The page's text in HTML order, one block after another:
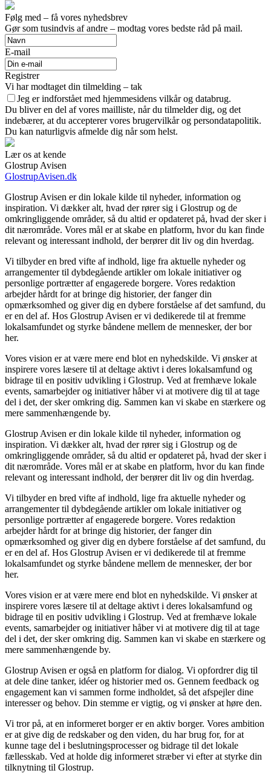
Følg med – få vores nyhedsbrev
Gør som tusindvis af andre – modtag vores bedste råd på mail.
E-mail
Registrer
Vi har modtaget din tilmelding – tak
Jeg er indforstået med hjemmesidens vilkår og databrug.
Du bliver en del af vores mailliste, når du tilmelder dig, og det
indebærer, at du accepterer vores brugervilkår og persondatapolitik.
Du kan naturligvis afmelde dig når som helst.
Lær os at kende
Glostrup Avisen
GlostrupAvisen.dk
Glostrup Avisen er din lokale kilde til nyheder, information og
inspiration. Vi dækker alt, hvad der rører sig i Glostrup og de
omkringliggende områder, så du altid er opdateret på, hvad der sker i
dit nærområde. Vores mål er at skabe en platform, hvor du kan finde
relevant og interessant indhold, der berører dit liv og din hverdag.
Vi tilbyder en bred vifte af indhold, lige fra aktuelle nyheder og
arrangementer til dybdegående artikler om lokale initiativer og
personlige portrætter af engagerede borgere. Vores redaktion
arbejder hårdt for at bringe dig historier, der fanger din
opmærksomhed og giver dig en dybere forståelse af det samfund, du
er en del af. Hos Glostrup Avisen er vi dedikerede til at fremme
lokalsamfundet og styrke båndene mellem de mennesker, der bor
her.
Vores vision er at være mere end blot en nyhedskilde. Vi ønsker at
inspirere vores læsere til at deltage aktivt i deres lokalsamfund og
bidrage til en positiv udvikling i Glostrup. Ved at fremhæve lokale
events, samarbejder og initiativer håber vi at motivere dig til at tage
del i det, der sker omkring dig. Sammen kan vi skabe en stærkere og
mere sammenhængende by.
Glostrup Avisen er din lokale kilde til nyheder, information og
inspiration. Vi dækker alt, hvad der rører sig i Glostrup og de
omkringliggende områder, så du altid er opdateret på, hvad der sker i
dit nærområde. Vores mål er at skabe en platform, hvor du kan finde
relevant og interessant indhold, der berører dit liv og din hverdag.
Vi tilbyder en bred vifte af indhold, lige fra aktuelle nyheder og
arrangementer til dybdegående artikler om lokale initiativer og
personlige portrætter af engagerede borgere. Vores redaktion
arbejder hårdt for at bringe dig historier, der fanger din
opmærksomhed og giver dig en dybere forståelse af det samfund, du
er en del af. Hos Glostrup Avisen er vi dedikerede til at fremme
lokalsamfundet og styrke båndene mellem de mennesker, der bor
her.
Vores vision er at være mere end blot en nyhedskilde. Vi ønsker at
inspirere vores læsere til at deltage aktivt i deres lokalsamfund og
bidrage til en positiv udvikling i Glostrup. Ved at fremhæve lokale
events, samarbejder og initiativer håber vi at motivere dig til at tage
del i det, der sker omkring dig. Sammen kan vi skabe en stærkere og
mere sammenhængende by.
Glostrup Avisen er også en platform for dialog. Vi opfordrer dig til
at dele dine tanker, idéer og historier med os. Gennem feedback og
engagement kan vi sammen forme indholdet, så det afspejler dine
interesser og behov. Din stemme er vigtig, og vi ønsker at høre den.
Vi tror på, at en informeret borger er en aktiv borger. Vores ambition
er at give dig de redskaber og den viden, du har brug for, for at
kunne tage del i beslutningsprocesser og bidrage til det lokale
fællesskab. Ved at holde dig informeret stræber vi efter at styrke din
tilknytning til Glostrup.